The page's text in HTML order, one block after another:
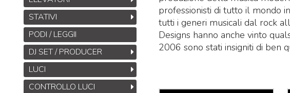
professionisti di tutto il mondo
tutti i generi musicali dal rock
Designs hanno anche vinto
2006 sono stati insigniti di ben
STATIVI
PODI / LEGGII
DJ SET / PRODUCER
LUCI
CONTROLLO LUCI